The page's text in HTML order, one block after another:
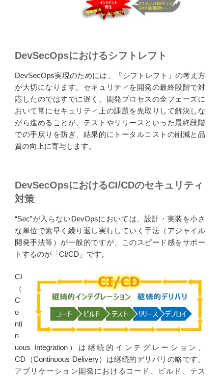
DevSecOpsにおけるシフトレフト
DevSecOps実現のためには、「シフトレフト」の考え方
が大切になります。セキュリティを開発の最終段階で対
応したのではすでに遅く、開発プロセスの全フェーズに
おいて常にセキュリティ上の課題を先取りして解決しな
がら進めることが、テストやリリースといった最終段階
での手戻りを防ぎ、結果的にトータルコストの削減と品
質の向上に寄与します。
DevSecOpsにおけるCI/CDのセキュリティ
対策
“Sec”が入らないDevOpsにおいては、設計・実装を小さ
な単位で素早く繰り返し実行していく手法（アジャイル
開発手法等）が一般的ですが、このスピード感をサポー
トするのが「CI/CD」です。
CI
（
C
o
nti
n
uous Integration）は継続的インテグレーション、
CD（Continuous Delivery）は継続的デリバリの略です。
アプリケーション開発におけるコード、ビルド、テス